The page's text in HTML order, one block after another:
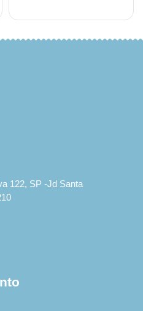
122, SP -Jd Santa